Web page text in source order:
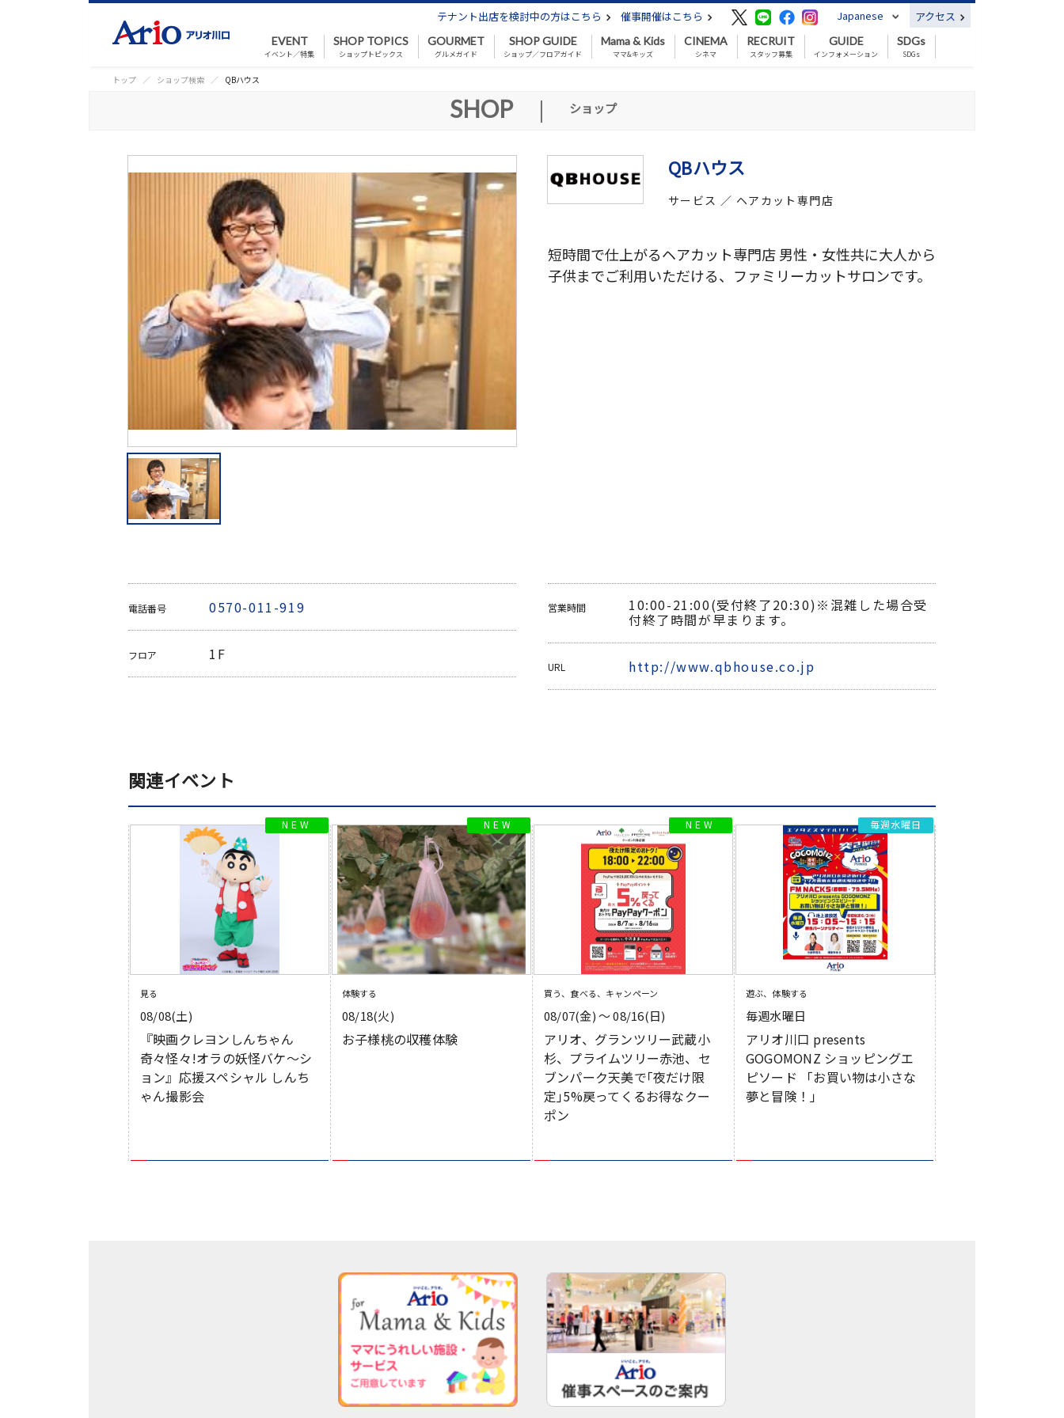
テナント出店を検討中の方はこちら 催事開催はこちら Japanese アクセス
EVENT
イベント／特集
SHOP TOPICS
ショップトピックス
GOURMET
グルメガイド
SHOP GUIDE
ショップ／フロアガイド
Mama & Kids
ママ&キッズ
CINEMA
シネマ
RECRUIT
スタッフ募集
GUIDE
インフォメーション
SDGs
SDGs
トップ ショップ検索 QBハウス
SHOP | ショップ
QBハウス
サービス ／ ヘアカット専門店
短時間で仕上がるヘアカット専門店 男性・女性共に大人から
子供までご利用いただける、ファミリーカットサロンです。
電話番号 0570-011-919
フロア 1F
営業時間 10:00-21:00(受付終了20:30)※混雑した場合受
付終了時間が早まります。
URL http://www.qbhouse.co.jp
関連イベント
見る
08/08(土)
『映画クレヨンしんちゃん
奇々怪々!オラの妖怪バケ〜シ
ョン』応援スペシャル しんち
ゃん撮影会
体験する
08/18(火)
お子様桃の収穫体験
買う、食べる、キャンペーン
08/07(金) 〜 08/16(日)
アリオ、グランツリー武蔵小
杉、プライムツリー赤池、セ
ブンパーク天美で｢夜だけ限
定｣5%戻ってくるお得なクー
ポン
遊ぶ、体験する
毎週水曜日
アリオ川口 presents
GOGOMONZ ショッピングエ
ピソード 「お買い物は小さな
夢と冒険！」
毎週水曜日